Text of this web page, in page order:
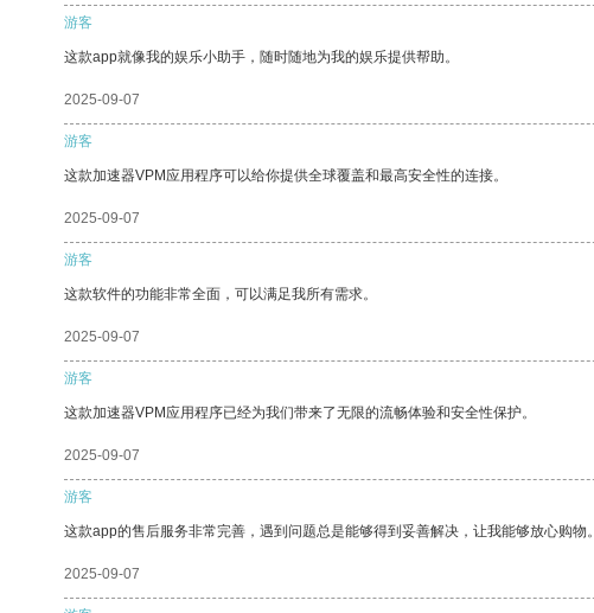
游客
这款app就像我的娱乐小助手，随时随地为我的娱乐提供帮助。
2025-09-07
游客
这款加速器VPM应用程序可以给你提供全球覆盖和最高安全性的连接。
2025-09-07
游客
这款软件的功能非常全面，可以满足我所有需求。
2025-09-07
游客
这款加速器VPM应用程序已经为我们带来了无限的流畅体验和安全性保护。
2025-09-07
游客
这款app的售后服务非常完善，遇到问题总是能够得到妥善解决，让我能够放心购物。
2025-09-07